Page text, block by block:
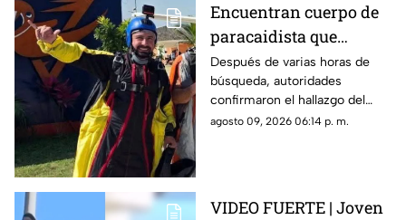
Encuentran cuerpo de
paracaidista que
desapareció durante
actividad en Puente de
Ixtla
Después de varias horas de
búsqueda, autoridades
confirmaron el hallazgo del
deportista en la zona sur de
agosto 09, 2026 06:14 p. m.
VIDEO FUERTE | Joven